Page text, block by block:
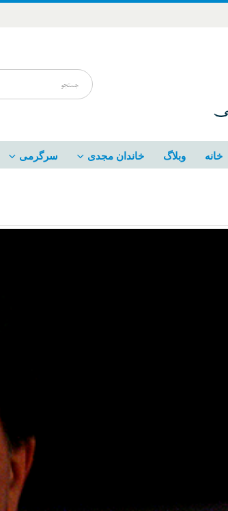
خانه وبلاگ خاندان مجدی سرگرمی